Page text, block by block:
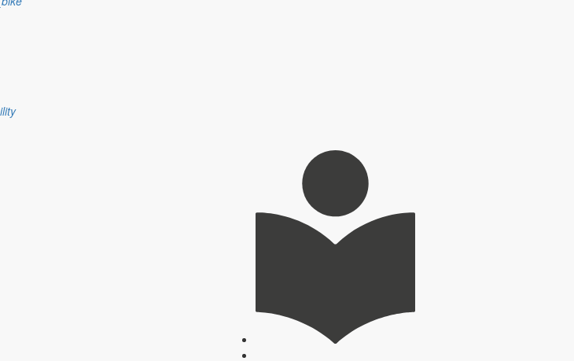
viele Informationen online bereit. Ansprechpartner, Öffnungszeiten und Informationen zu